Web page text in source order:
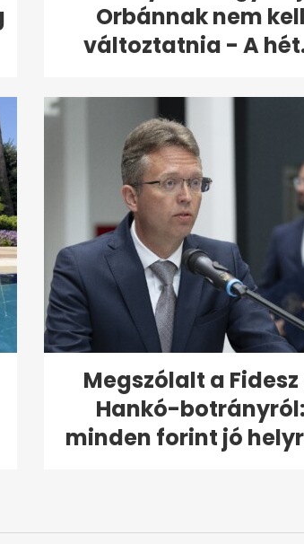
Orbánnak nem kell
változtatnia - A
Megszólalt a Fidesz
Hankó-botrányról:
minden forint jó